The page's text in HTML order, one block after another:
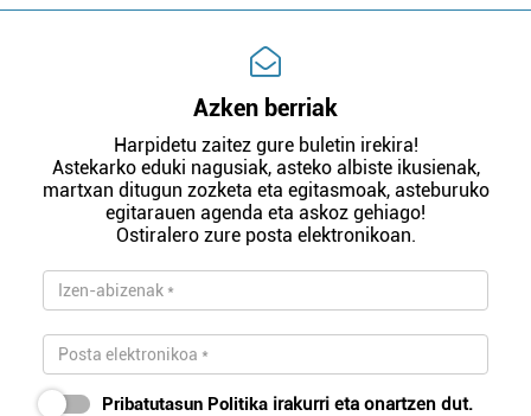
Azken berriak
Harpidetu zaitez gure buletin irekira!
Astekarko eduki nagusiak, asteko albiste ikusienak,
martxan ditugun zozketa eta egitasmoak, asteburuko
egitarauen agenda eta askoz gehiago!
Ostiralero zure posta elektronikoan.
Pribatutasun Politika irakurri eta onartzen dut.